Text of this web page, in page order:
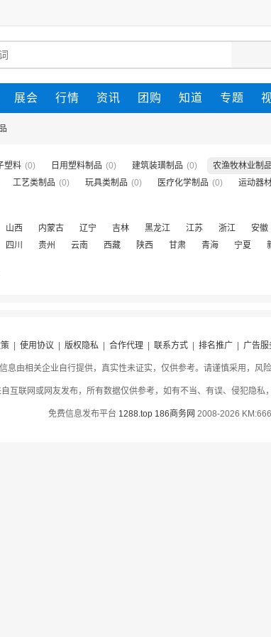
展会 行情 资讯 团购 知道 专题
塑料 (0) 日用塑料制品 (0) 建筑装璜制品 (0) 农渔牧林业制品
工艺类制品 (0) 玩具类制品 (0) 医疗化学制品 (0) 运动器
山西 内蒙古 辽宁 吉林 黑龙江 江苏 浙江 安徽
四川 贵州 云南 西藏 陕西 甘肃 青海 宁夏
| 使用协议 版权隐私| 合作代理| 联系方式| 排名推广| 广告服
息由相关企业自行提供，真实性未证实，仅供参考。请谨慎采用，风
互联网或网友发布，所有数据仅供参考，如有不当、有误、侵犯隐
免费信息发布平台 1288.top 186商务网 2008-2026